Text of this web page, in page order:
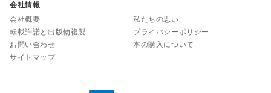
会社情報
会社概要
私たちの思い
転載許諾と出版物複製
プライバシーポリシー
お問い合わせ
本の購入について
サイトマップ